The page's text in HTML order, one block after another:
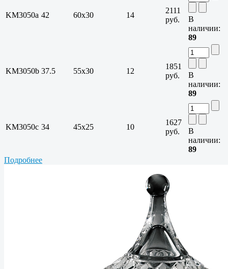
KM3050a 42 60х30 14
2111
руб.
В
наличии:
89
KM3050b 37.5 55х30 12
1851
руб.
В
наличии:
89
KM3050c 34 45х25 10
1627
руб.
В
наличии:
89
Подробнее